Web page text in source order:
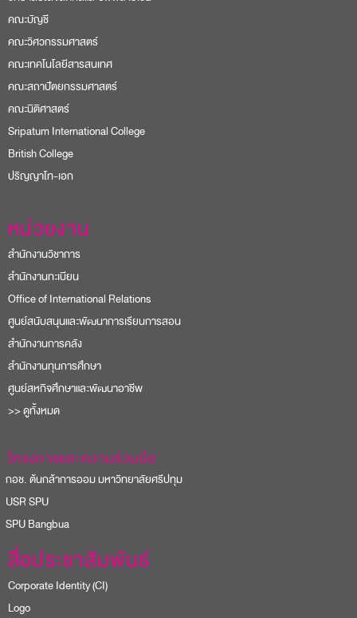
คณะบัญชี
คณะวิศวกรรมศาสตร์
คณะเทคโนโลยีสารสนเทศ
คณะสถาปัตยกรรมศาสตร์
คณะนิติศาสตร์
Sripatum International College
British College
ปริญญาโท-เอก
หน่วยงาน
สำนักงานวิชาการ
สำนักงานทะเบียน
Office of International Relations
ศูนย์สนับสนุนและพัฒนาการเรียนการสอน
สำนักงานการคลัง
สำนักงานทุนการศึกษา
ศูนย์สหกิจศึกษาและพัฒนาอาชีพ
>> ดูทั้งหมด
โครงการและความร่วมมือ
ช. ต้นกล้าการออม มหาวิทยาลัยศรีปทุม
SPU
Bangbua
สื่อประชาสัมพันธ์
Corporate Identity (CI)
Logo